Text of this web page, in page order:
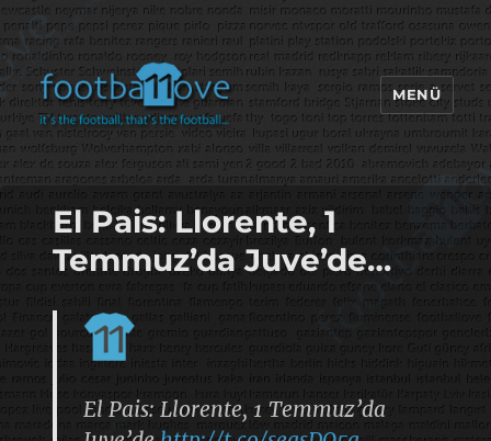
footbaLLove
MENÜ
El Pais: Llorente, 1
Temmuz’da Juve’de…
El Pais: Llorente, 1 Temmuz’da